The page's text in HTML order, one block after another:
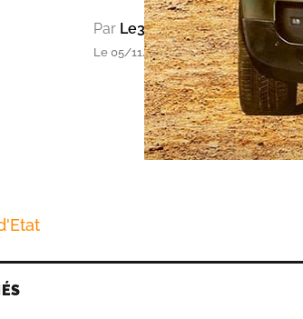
Par Le360 Afrique (avec AFP)
Le 05/11/2021 à 14h16, mis à jour le